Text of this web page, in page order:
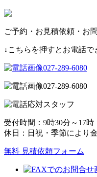
ご予約・お見積依頼・お
↓こちらを押すとお電話で
027-289-6080
027-289-6080
受付時間：9時30分～17時
休日：日祝・季節により
無料 見積依頼フォーム